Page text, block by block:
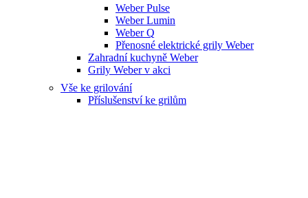
Weber Pulse
Weber Lumin
Weber Q
Přenosné elektrické grily Weber
Zahradní kuchyně Weber
Grily Weber v akci
Vše ke grilování
Příslušenství ke grilům